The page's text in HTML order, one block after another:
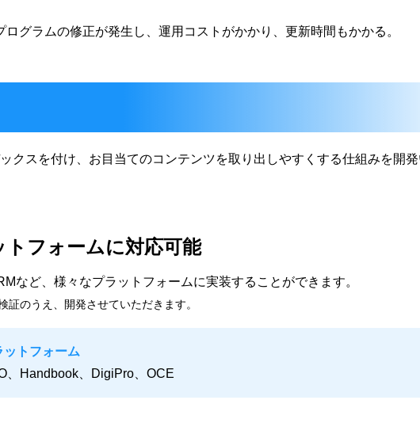
グラムの修正が発生し、運用コストがかかり、更新時間もかかる。
クスを付け、お目当てのコンテンツを取り出しやすくする仕組みを開
フォームに対応可能
など、様々なプラットフォームに実装することができます。
のうえ、開発させていただきます。
トフォーム
、Handbook、DigiPro、OCE